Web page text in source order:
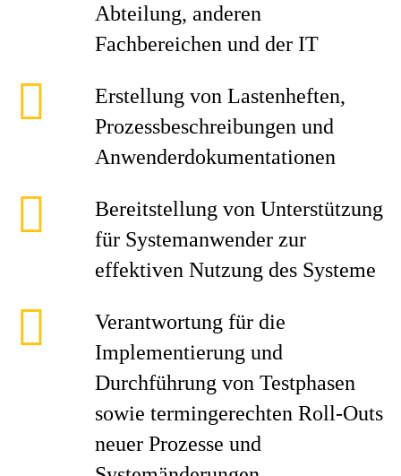
Abteilung, anderen
Fachbereichen und der IT
Erstellung von Lastenheften,
Prozessbeschreibungen und
Anwenderdokumentationen
Bereitstellung von Unterstützung
für Systemanwender zur
effektiven Nutzung des Systeme
Verantwortung für die
Implementierung und
Durchführung von Testphasen
sowie termingerechten Roll-Outs
neuer Prozesse und